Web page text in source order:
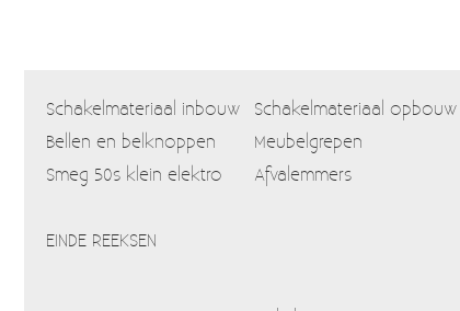
Schakelmateriaal inbouw Schakelmateriaal opbouw
Bellen en belknoppen
Meubelgrepen
Smeg 50s klein elektro
Afvalemmers
EINDE REEKSEN